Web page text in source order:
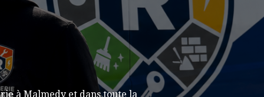
à Malmedy et dans toute la